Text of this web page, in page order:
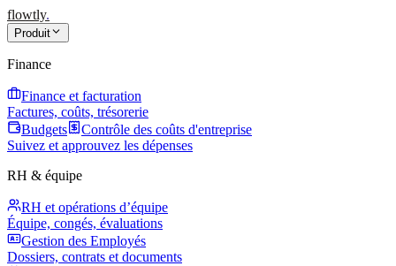
flowtly.
Produit
Finance
Finance et facturation
Factures, coûts, trésorerie
Budgets
Contrôle des coûts d'entreprise
Suivez et approuvez les dépenses
RH & équipe
RH et opérations d’équipe
Équipe, congés, évaluations
Gestion des Employés
Dossiers, contrats et documents